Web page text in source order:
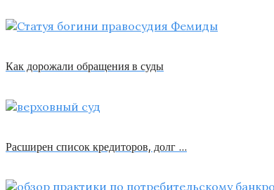
Как дорожали обращения в суды
Расширен список кредиторов, долг …